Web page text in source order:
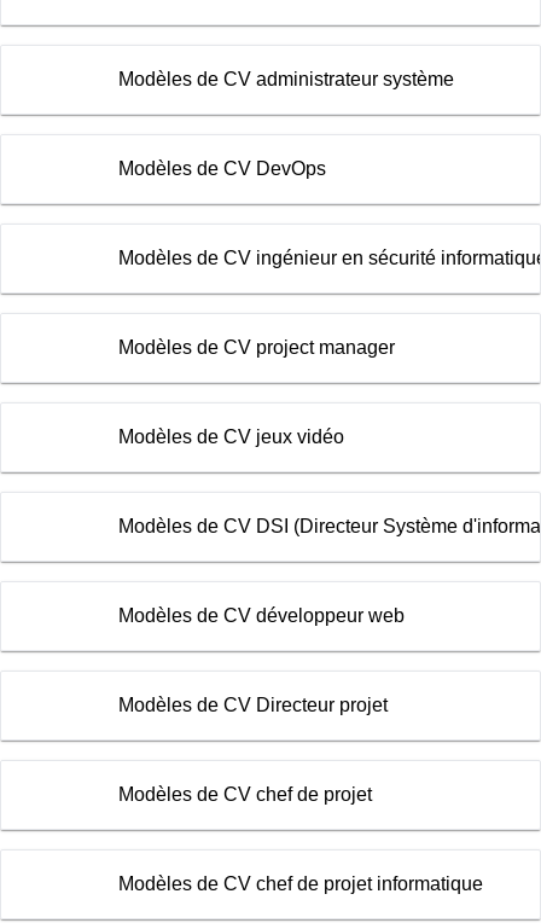
Modèles de CV administrateur système
Modèles de CV DevOps
Modèles de CV ingénieur en sécurité
Modèles de CV project manager
Modèles de CV jeux vidéo
Modèles de CV DSI (Directeur Système
Modèles de CV développeur web
Modèles de CV Directeur projet
Modèles de CV chef de projet
Modèles de CV chef de projet informatique